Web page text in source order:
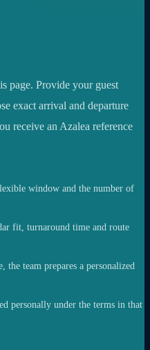
page. Provide your guest
exact arrival and departure
receive an Azalea reference
window and the number of
fit, turnaround time and route
team prepares a personalized
personally under the terms in that